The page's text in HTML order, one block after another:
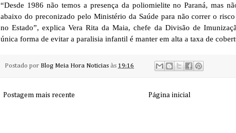
“Desde 1986 não temos a presença da poliomielite no Paraná, mas
abaixo do preconizado pelo Ministério da Saúde para não correr o
no Estado”, explica Vera Rita da Maia, chefe da Divisão de
única forma de evitar a paralisia infantil é manter em alta a taxa de
Postado por Blog Meia Hora Noticias às 19:16
Postagem mais recente Página inicial